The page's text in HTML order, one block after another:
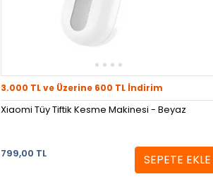
3.000 TL ve Üzerine 600 TL İndirim
Xiaomi Tüy Tiftik Kesme Makinesi - Beyaz
799,00 TL SEPETE EKLE